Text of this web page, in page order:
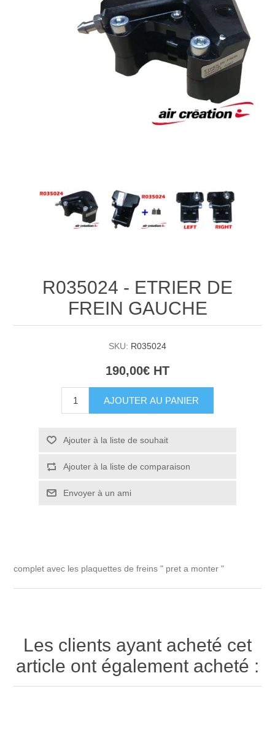
R035024 - ETRIER DE
FREIN GAUCHE
SKU: R035024
190,00€ HT
AJOUTER AU PANIER
Ajouter à la liste de souhait
Ajouter à la liste de comparaison
Envoyer à un ami
complet avec les plaquettes de freins " pret a monter "
Les clients ayant acheté cet
article ont également acheté :